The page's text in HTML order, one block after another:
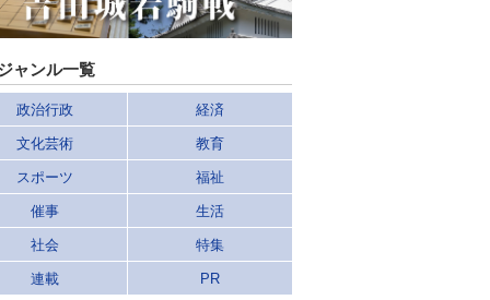
ャンル一覧
政治行政 経済
文化芸術 教育
スポーツ 福祉
催事 生活
社会 特集
連載 PR